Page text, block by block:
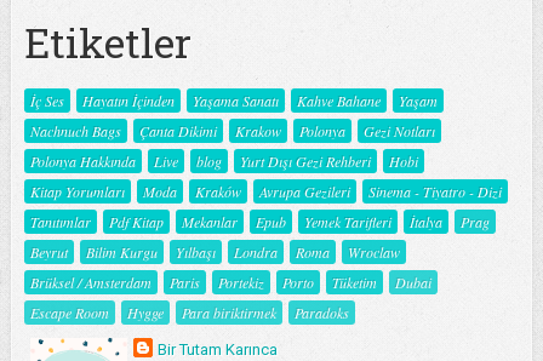
Etiketler
İç Ses Hayatın İçinden Yaşama Sanatı Kahve Bahane
Yaşam
Nachnuch Bags
Çanta Dikimi Krakow Polonya
Gezi Notları
Polonya Hakkında
Live blog Yurt Dışı Gezi Rehberi
Hobi
Kitap Yorumları
Moda Kraków Avrupa Gezileri
Sinema - Tiyatro - Dizi
Tanıtımlar
Pdf Kitap Mekanlar Epub Yemek Tarifleri İtalya
Prag
Beyrut
Bilim Kurgu Yılbaşı Londra Roma
Wroclaw
Brüksel / Amsterdam
Paris Portekiz Porto Tüketim
Dubai
Escape Room
Hygge Para biriktirmek Paradoks
Bir Tutam Karınca